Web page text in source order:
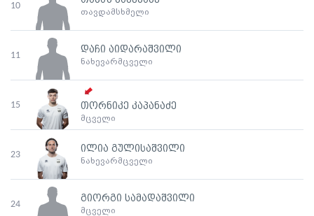
10
თავდამსხმელი
11
დაჩი აიდარაშვილი
ნახევარმცველი
15 თორნიკე კაპანაძე
მცველი
23
ილია გულისაშვილი
ნახევარმცველი
24
გიორგი სამადაშვილი
მცველი